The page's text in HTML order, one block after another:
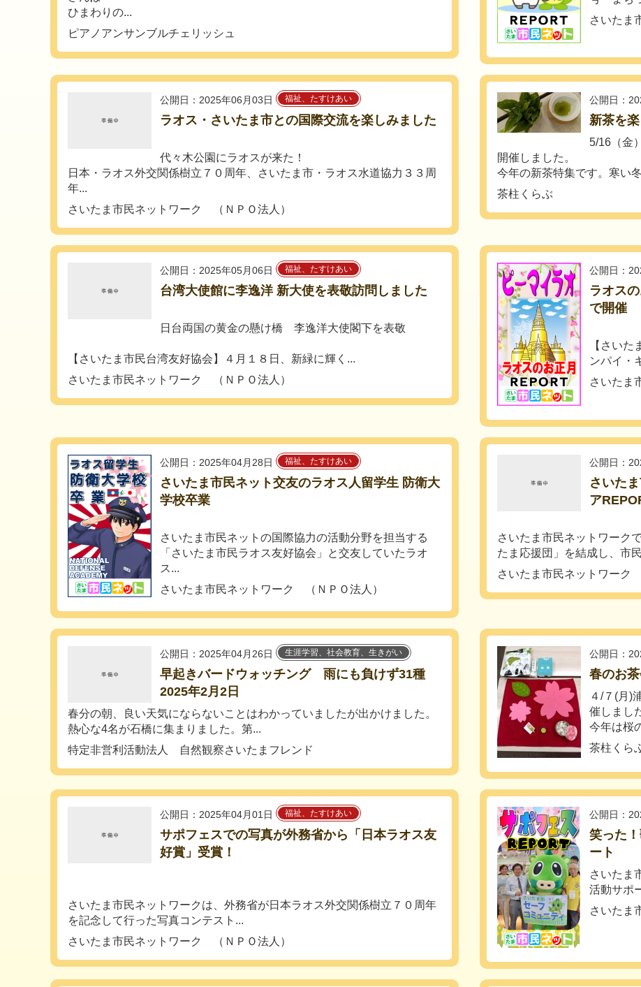
ひまわりの...
ピアノアンサンブルチェリッシュ
さいたま
公開日：2025年06月03日 福祉、たすけあい
ラオス・さいたま市との国際交流を楽しみました
代々木公園にラオスが来た！
日本・ラオス外交関係樹立７０周年、さいたま市・ラオス水道協力３３周
年...
さいたま市民ネットワーク （ＮＰＯ法人）
公開日：
新茶を
5/16（金
開催しました。
今年の新茶特集です。寒い
茶柱くらぶ
公開日：2025年05月06日 福祉、たすけあい
台湾大使館に李逸洋 新大使を表敬訪問しました
日台両国の黄金の懸け橋 李逸洋大使閣下を表敬
【さいたま市民台湾友好協会】４月１８日、新緑に輝く...
さいたま市民ネットワーク （ＮＰＯ法人）
公開日：
ラオス
で開催
【さい
ンパイ・
さいたま
公開日：2025年04月28日 福祉、たすけあい
さいたま市民ネット交友のラオス人留学生 防衛大
学校卒業
さいたま市民ネットの国際協力の活動分野を担当する
「さいたま市民ラオス友好協会」と交友していたラオ
ス...
さいたま市民ネットワーク （ＮＰＯ法人）
公開日：
さいた
ア
さいたま市民ネットワーク
たま応援団」を結成し、市
さいたま市民ネットワーク
公開日：2025年04月26日 生涯学習、社会教育、生きがい
早起きバードウォッチング 雨にも負けず31種
2025年2月2日
春分の朝、良い天気にならないことはわかっていましたが出かけました。
熱心な4名が石橋に集まりました。第...
特定非営利活動法人 自然観察さいたまフレンド
公開日：
春のお
４/７(月)
催しまし
今年は桜
茶柱くら
公開日：2025年04月01日 福祉、たすけあい
サポフェスでの写真が外務省から「日本ラオス友
好賞」受賞！
さいたま市民ネットワークは、外務省が日本ラオス外交関係樹立７０周年
を記念して行った写真コンテスト...
さいたま市民ネットワーク （ＮＰＯ法人）
公開日：
笑った
ート
さいたま
活動サポ
さいたま